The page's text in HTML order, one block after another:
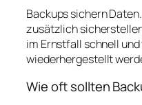
Backups sichern
zusätzlich
im Ernstfall schnell
wiederhergestellt
Wie oft sollten